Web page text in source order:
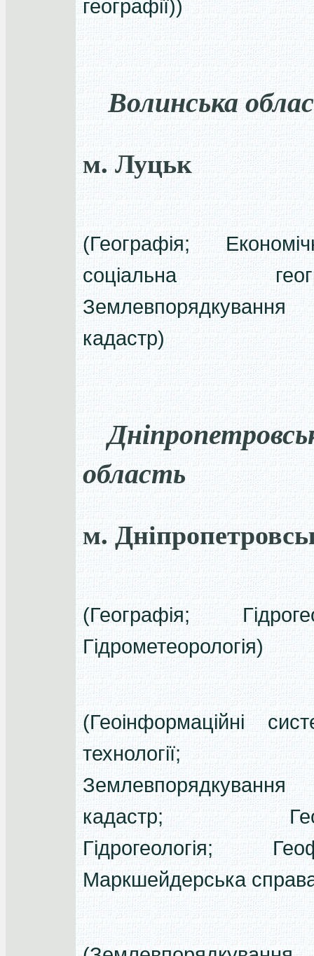
географії))
Волинська
м. Луцьк
(Географія;
соціальна
кадастр)
область
м.
(Географія;
Гідрометеорологія)
(Геоінформаційні
технології;
кадастр;
Гідрогеологія;
Маркшейдерська